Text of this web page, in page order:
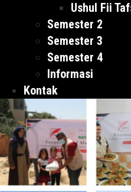
Ushul Fii
Semester 2
Semester 3
Semester 4
Informasi
Kontak